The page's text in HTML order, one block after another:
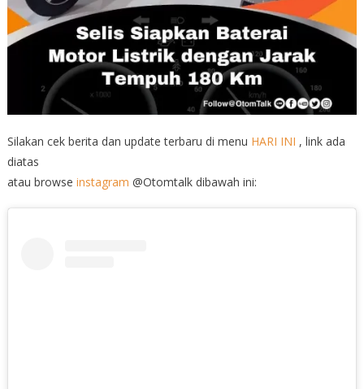
Silakan cek berita dan update terbaru di menu HARI INI , link ada
diatas
atau browse instagram @Otomtalk dibawah ini: